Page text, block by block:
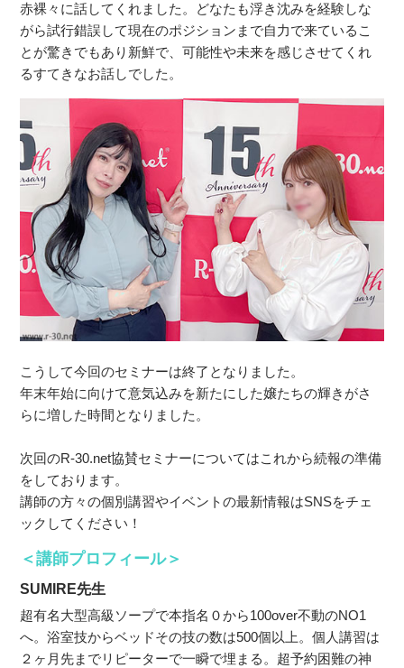
赤裸々に話してくれました。どなたも浮き沈みを経験しな
がら試行錯誤して現在のポジションまで自力で来ているこ
とが驚きでもあり新鮮で、可能性や未来を感じさせてくれ
るすてきなお話しでした。
こうして今回のセミナーは終了となりました。
年末年始に向けて意気込みを新たにした嬢たちの輝きがさ
らに増した時間となりました。
次回のR-30.net協賛セミナーについてはこれから続報の準備
をしております。
講師の方々の個別講習やイベントの最新情報はSNSをチェ
ックしてください！
＜講師プロフィール＞
SUMIRE先生
超有名大型高級ソープで本指名０から100over不動のNO1
へ。浴室技からベッドその技の数は500個以上。個人講習は
２ヶ月先までリピーターで一瞬で埋まる。超予約困難の神